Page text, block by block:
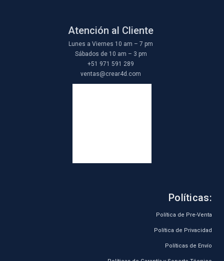
Atención al Cliente
Lunes a Viernes 10 am – 7 pm
Sábados de 10 am – 3 pm
+51 971 591 289
ventas@crear4d.com
Políticas:
Política de Pre-Venta
Política de Privacidad
Políticas de Envío